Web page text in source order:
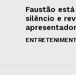
Faustão
silêncio e
apresentador